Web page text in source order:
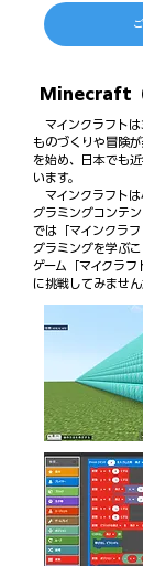
Minecraft（
マインクラフトは
ものづくりや冒険
を始め、日本でも
います。
マインクラフトは
グラミングコンテ
では「マインクラ
グラミングを学ぶ
ゲーム「マイクラ
に挑戦してみません